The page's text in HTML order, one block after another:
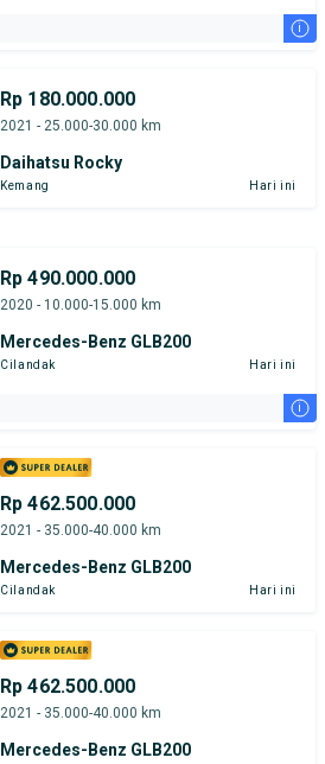
i
Rp 180.000.000
2021 - 25.000-30.000 km
Daihatsu Rocky
Kemang Hari ini
Rp 490.000.000
2020 - 10.000-15.000 km
Mercedes-Benz GLB200
Cilandak Hari ini
i
Rp 462.500.000
2021 - 35.000-40.000 km
Mercedes-Benz GLB200
Cilandak Hari ini
Rp 462.500.000
2021 - 35.000-40.000 km
Mercedes-Benz GLB200